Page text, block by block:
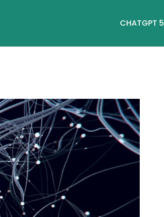
CHATGPT 5